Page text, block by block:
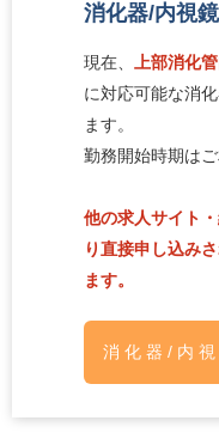
消化器/内視
現在、
上部消化
に対応可能な消
ます。
勤務開始時期はご
他の求人サイト
り直接申し込み
ます。
消化器/内